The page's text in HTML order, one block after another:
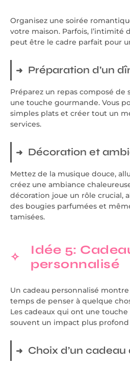
Organisez une soirée
votre maison. Parfois, l’intimité
peut être le cadre parfait pour
Préparation d’un
Préparez un repas composé de
une touche gourmande. Vous
simples plats et créer tout un
services.
Décoration et
Mettez de la musique douce,
créez une ambiance
décoration joue un rôle crucial,
des bougies parfumées et
tamisées.
Idée 5:
personnalisé
Un cadeau personnalisé
temps de penser à quelque
Les cadeaux qui ont une
souvent un impact plus
Choix d’un cadeau